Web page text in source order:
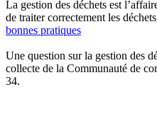
La gestion des déchets est
de traiter correctement les
bonnes pratiques
Une question sur la gestion des
collecte de la Communauté de
34.